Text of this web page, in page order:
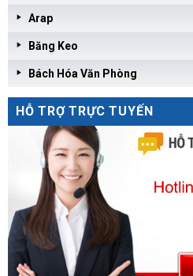
Arap
Băng Keo
Bách Hóa Văn Phòng
HỖ TRỢ TRỰC TUYẾN